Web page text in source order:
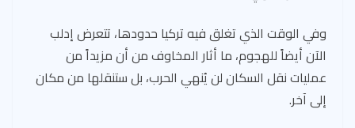
وفي الوقت الذي تغلق فيه تركيا حدودها، تتعرض إدلب
الآن أيضاً للهجوم، ما أثار المخاوف من أن مزيداً من
عمليات نقل السكان لن يُنهي الحرب، بل ستنقلها من مكان
إلى آخر.